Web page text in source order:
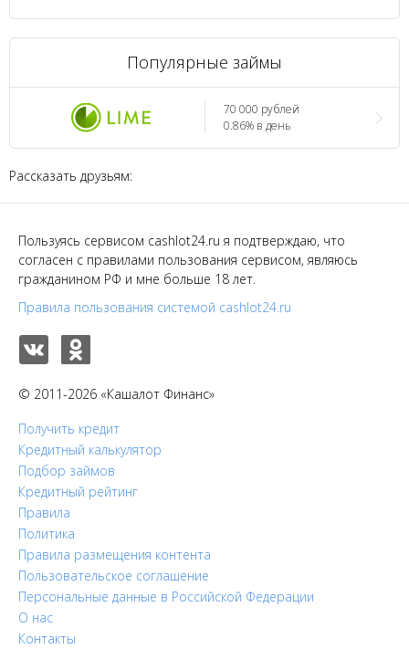
Популярные займы
70 000 рублей
0.86% в день
Рассказать друзьям:
Пользуясь сервисом cashlot24.ru я подтверждаю, что
согласен с правилами пользования сервисом, являюсь
гражданином РФ и мне больше 18 лет.
Правила пользования системой cashlot24.ru
© 2011-2026 «Кашалот Финанс»
Получить кредит
Кредитный калькулятор
Подбор займов
Кредитный рейтинг
Правила
Политика
Правила размещения контента
Пользовательское соглашение
Персональные данные в Российской Федерации
О нас
Контакты